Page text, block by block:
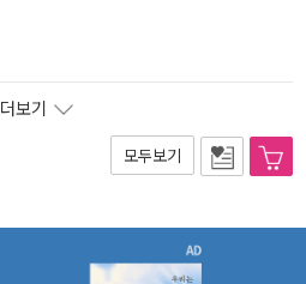
더보기
모두보기